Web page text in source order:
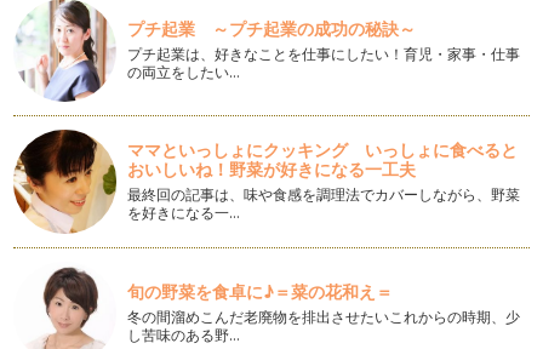
絵本の読み聞かせをされている方は多いと思いますが、絵本の
裏側をご覧になることはあまりないか…
夢は目に見えるカタチで
お子さんと将来の夢について話すことはありますか？ 私はよ
く息子と話しています。 …
夫婦喧嘩の特効薬？
立春を迎えたのは早1ヵ月前ですが、まだまだ寒い日が続いて
いますね。お変わりなくお過ごしです…
あいづちを使いこなして聞き上手になる
総合お話相手サービスという仕事柄、まったくお話をしたこと
がない方と長い時間じっくりお話する…
プチ起業 ～プチ起業の成功の秘訣～
プチ起業は、好きなことを仕事にしたい！育児・家事・仕事
の両立をしたい…
ママといっしょにクッキング いっしょに食べると
おいしいね！野菜が好きになる一工夫
最終回の記事は、味や食感を調理法でカバーしながら、野菜
を好きになる一…
旬の野菜を食卓に♪＝菜の花和え＝
冬の間溜めこんだ老廃物を排出させたいこれからの時期、少
し苦味のある野…